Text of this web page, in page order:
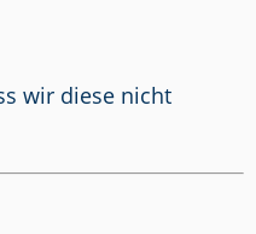
wir diese nicht